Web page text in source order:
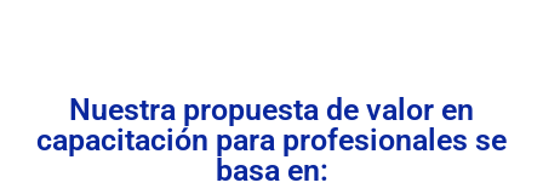
Nuestra propuesta de valor en
capacitación para profesionales se
basa en: